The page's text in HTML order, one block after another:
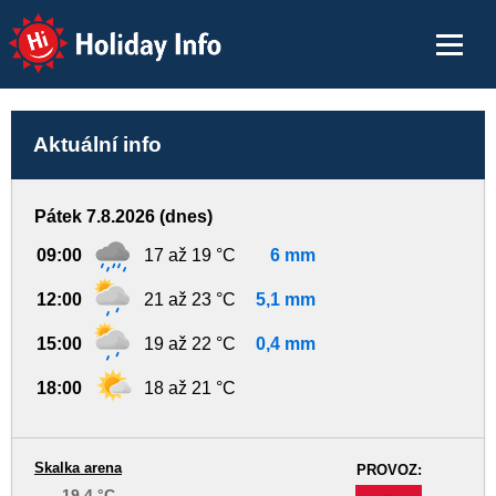
Holiday Info
Aktuální info
Pátek 7.8.2026 (dnes)
09:00 17 až 19 °C 6 mm
12:00 21 až 23 °C 5,1 mm
15:00 19 až 22 °C 0,4 mm
18:00 18 až 21 °C
PROVOZ:
Skalka arena